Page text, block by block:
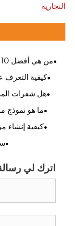
التجارية
كيفية التعرف
هل شفرات
ما هو نموذج
كيفية إنشاء
اترك لي